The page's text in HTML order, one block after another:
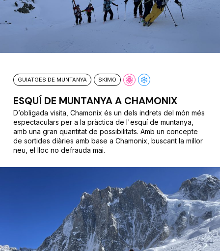
GUIATGES DE MUNTANYA SKIMO
ESQUÍ DE MUNTANYA A CHAMONIX
D’obligada visita, Chamonix és un dels indrets del món més
espectaculars per a la pràctica de l'esquí de muntanya,
amb una gran quantitat de possibilitats. Amb un concepte
de sortides diàries amb base a Chamonix, buscant la millor
neu, el lloc no defrauda mai.